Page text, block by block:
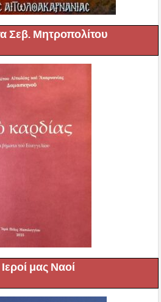
Σεβ. Μητροπολίτου
μας Ναοί